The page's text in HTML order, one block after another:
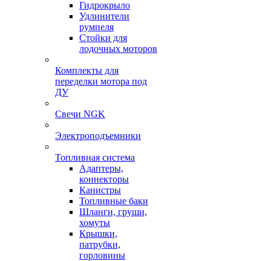
Гидрокрыло
Удлинители
румпеля
Стойки для
лодочных моторов
Комплекты для
переделки мотора под
ДУ
Свечи NGK
Электроподъемники
Топливная система
Адаптеры,
коннекторы
Канистры
Топливные баки
Шланги, груши,
хомуты
Крышки,
патрубки,
горловины